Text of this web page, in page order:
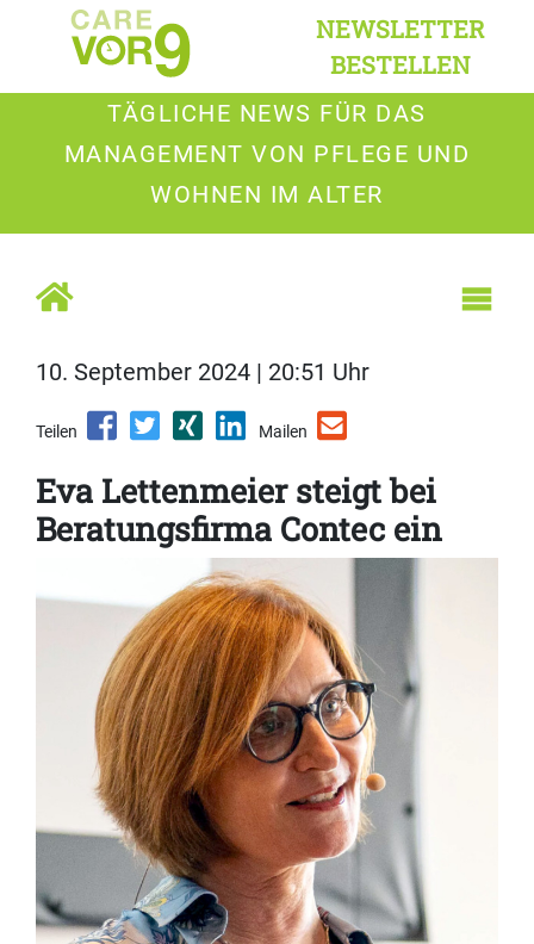
NEWSLETTER
BESTELLEN
TÄGLICHE NEWS FÜR DAS
MANAGEMENT VON PFLEGE UND
WOHNEN IM ALTER
10. September 2024 | 20:51 Uhr
Teilen Mailen
Eva Lettenmeier steigt bei
Beratungsfirma Contec ein